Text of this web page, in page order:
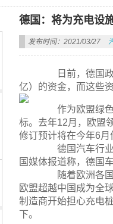
德国：将为充电设
发布时间：2021/03/27
日前，德国政
亿）的资金，而这些
作为欧盟绿色
标。去年12月，欧盟
修订预计将在今年6月
德国汽车行业
国媒体报道称，德国
随着欧洲各国
欧盟超越中国成为全
制造商开始担心充电
下。